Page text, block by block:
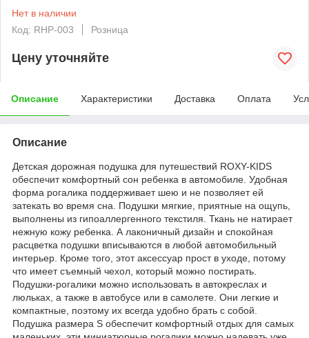
Нет в наличии
Код: RHP-003
Розница
Цену уточняйте
Описание Характеристики Доставка Оплата
Описание
Детская дорожная подушка для путешествий ROXY-KIDS
обеспечит комфортный сон ребенка в автомобиле. Удобная
форма рогалика поддерживает шею и не позволяет ей
затекать во время сна. Подушки мягкие, приятные на ощупь,
выполнены из гипоаллергенного текстиля. Ткань не натирает
нежную кожу ребенка. А лаконичный дизайн и спокойная
расцветка подушки вписываются в любой автомобильный
интерьер. Кроме того, этот аксессуар прост в уходе, потому
что имеет съемный чехол, который можно постирать.
Подушки-рогалики можно использовать в автокреслах и
люльках, а также в автобусе или в самолете. Они легкие и
компактные, поэтому их всегда удобно брать с собой.
Подушка размера S обеспечит комфортный отдых для самых